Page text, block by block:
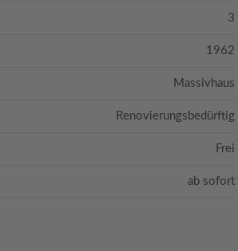
3
1962
Massivhaus
Renovierungsbedürftig
Frei
ab sofort